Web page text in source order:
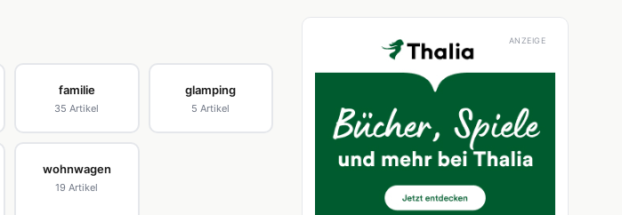
familie
35 Artikel
glamping
5 Artikel
wohnwagen
19 Artikel